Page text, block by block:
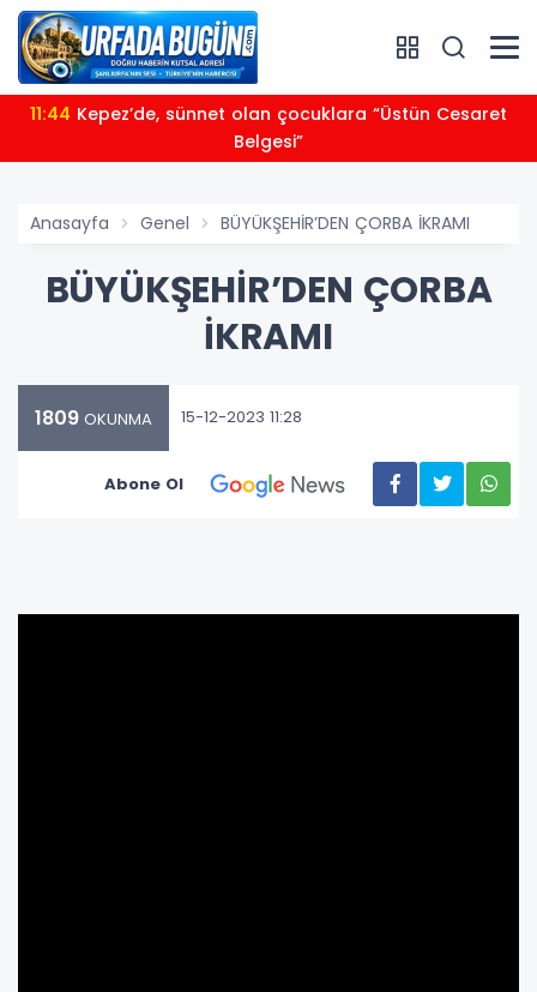
11:44
Belgesi”
Anasayfa Genel BÜYÜKŞEHİR’DEN ÇORBA İKRAMI
BÜYÜKŞEHİR’DEN ÇORBA
İKRAMI
1809 OKUNMA 15-12-2023 11:28
Abone Ol